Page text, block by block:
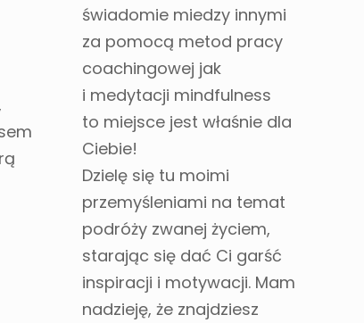
świadomie miedzy innymi
za pomocą metod pracy
coachingowej jak
i medytacji mindfulness
to miejsce jest właśnie dla
Ciebie!
Dzielę się tu moimi
przemyśleniami na temat
podróży zwanej życiem,
starając się dać Ci garść
inspiracji i motywacji. Mam
nadzieję, że znajdziesz